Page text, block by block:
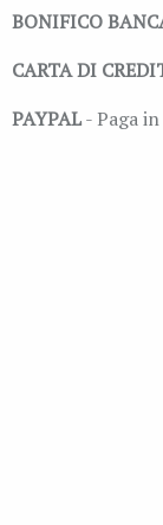
BONIFICO
CARTA DI
PAYPAL- Paga